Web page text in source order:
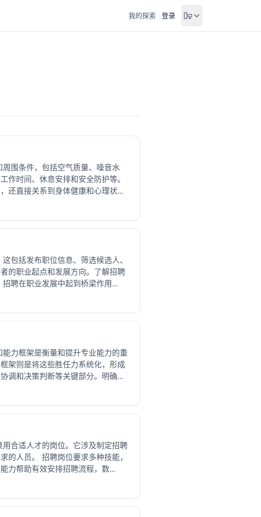
我的探索 登录
围条件，包括空气质量、噪音水
作时间、休息安排和安全防护等。
还直接关系到身体健康和心理状...
包括发布职位信息、筛选候选人、
的职业起点和发展方向。了解招聘
聘在职业发展中起到桥梁作用...
力框架是衡量和提升专业能力的重
架则是将这些胜任力系统化，形成
调和决策判断等关键部分。明确...
合适人才的岗位。它涉及制定招聘
的人员。 招聘岗位要求多种技能，
力帮助有效安排招聘流程，数...